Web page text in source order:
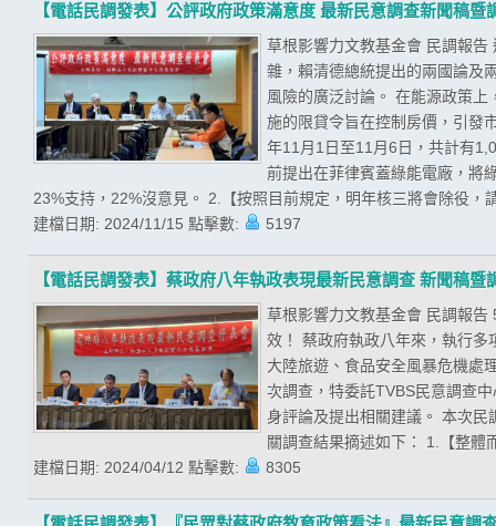
【電話民調發表】公評政府政策滿意度 最新民意調查新聞稿暨
草根影響力文教基金會 民調報
雜，賴清德總統提出的兩國論及
風險的廣泛討論。 在能源政策
施的限貸令旨在控制房價，引發
年11月1日至11月6日，共計有
前提出在菲律賓蓋綠能電廠，將
23%支持，22%沒意見。 2.【按照目前規定，明年核三將會除役
建檔日期: 2024/11/15 點擊數: 5197
【電話民調發表】蔡政府八年執政表現最新民意調查 新聞稿暨
草根影響力文教基金會 民調報
效！ 蔡政府執政八年來，執行
大陸旅遊、食品安全風暴危機處
次調查，特委託TVBS民意調查
身評論及提出相關建議。 本次
關調查結果摘述如下： 1.【整
建檔日期: 2024/04/12 點擊數: 8305